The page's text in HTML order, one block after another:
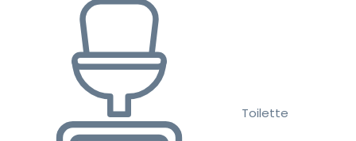
Toilette